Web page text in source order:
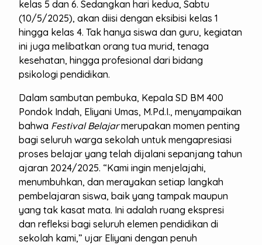
kelas 5 dan 6. Sedangkan hari kedua, Sabtu
(10/5/2025), akan diisi dengan eksibisi kelas 1
hingga kelas 4. Tak hanya siswa dan guru, kegiatan
ini juga melibatkan orang tua murid, tenaga
kesehatan, hingga profesional dari bidang
psikologi pendidikan.
Dalam sambutan pembuka, Kepala SD BM 400
Pondok Indah, Eliyani Umas, M.Pd.I., menyampaikan
bahwa Festival Belajarmerupakan momen penting
bagi seluruh warga sekolah untuk mengapresiasi
proses belajar yang telah dijalani sepanjang tahun
ajaran 2024/2025. “Kami ingin menjelajahi,
menumbuhkan, dan merayakan setiap langkah
pembelajaran siswa, baik yang tampak maupun
yang tak kasat mata. Ini adalah ruang ekspresi
dan refleksi bagi seluruh elemen pendidikan di
sekolah kami,” ujar Eliyani dengan penuh